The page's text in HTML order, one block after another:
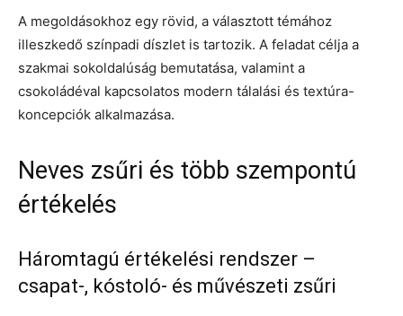
A megoldásokhoz egy rövid, a választott témához
illeszkedő színpadi díszlet is tartozik. A feladat célja a
szakmai sokoldalúság bemutatása, valamint a
csokoládéval kapcsolatos modern tálalási és textúra-
koncepciók alkalmazása.
Neves zsűri és több szempontú
értékelés
Háromtagú értékelési rendszer –
csapat-, kóstoló- és művészeti zsűri